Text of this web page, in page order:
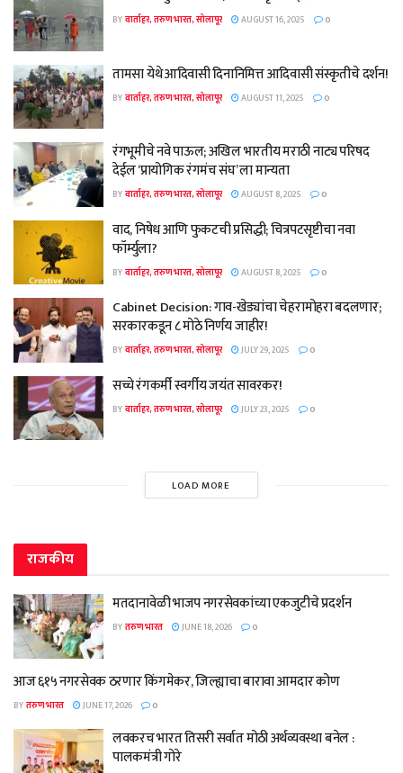
BYवार्ताहर, तरुण भारत, सोलापूर AUGUST 16, 2025 0
तामसा येथे आदिवासी दिनानिमित्त आदिवासी संस्कृतीचे दर्शन!
BYवार्ताहर, तरुण भारत, सोलापूर AUGUST 11, 2025 0
रंगभूमीचे नवे पाऊल; अखिल भारतीय मराठी नाट्य परिषद
देईल ‘प्रायोगिक रंगमंच संघ’ ला मान्यता
BYवार्ताहर, तरुण भारत, सोलापूर AUGUST 8, 2025 0
वाद, निषेध आणि फुकटची प्रसिद्धी; चित्रपटसृष्टीचा नवा
फॉर्म्युला?
BYवार्ताहर, तरुण भारत, सोलापूर AUGUST 8, 2025 0
Cabinet Decision: गाव-खेड्यांचा चेहरामोहरा बदलणार;
सरकारकडून ८ मोठे निर्णय जाहीर!
BYवार्ताहर, तरुण भारत, सोलापूर JULY 29, 2025 0
सच्चे रंगकर्मी स्वर्गीय जयंत सावरकर!
BYवार्ताहर, तरुण भारत, सोलापूर JULY 23, 2025 0
LOAD MORE
राजकीय
मतदानावेळी भाजप नगरसेवकांच्या एकजुटीचे प्रदर्शन
BYतरुण भारत JUNE 18, 2026 0
आज ६१५ नगरसेवक ठरणार किंगमेकर, जिल्ह्याचा बारावा आमदार कोण
BYतरुण भारत JUNE 17, 2026 0
लवकरच भारत तिसरी सर्वात मोठी अर्थव्यवस्था बनेल :
पालकमंत्री गोरे